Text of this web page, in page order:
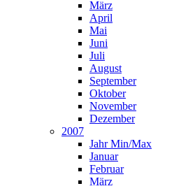
März
April
Mai
Juni
Juli
August
September
Oktober
November
Dezember
2007
Jahr Min/Max
Januar
Februar
März